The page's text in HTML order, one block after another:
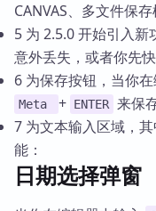
CANVAS、多文件保存
5 为 2.5.0 开始引入
意外丢失，或者你先
6 为保存按钮，当你
Meta + ENTER 来保
7 为文本输入区域，
能：
日期选择弹窗